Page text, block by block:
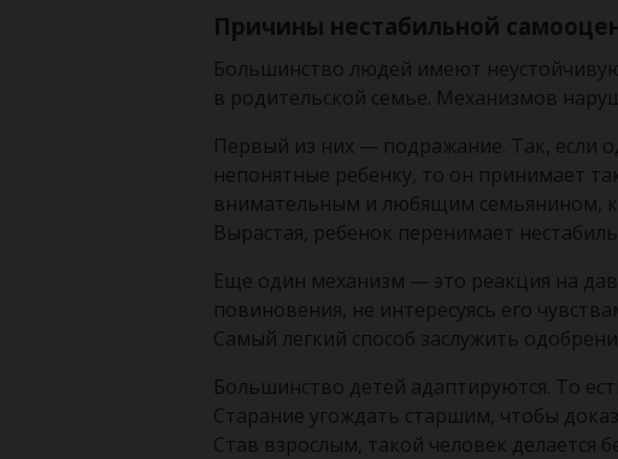
Причины нестабильной
Большинство людей имеют
в родительской семье. Механизмов
Первый из них — подражание. Так, если
непонятные ребенку, то он принимает
внимательным и любящим семьянином,
Вырастая, ребенок перенимает
Еще один механизм — это реакция на
повиновения, не интересуясь его
Самый легкий способ заслужить
Большинство детей адаптируются. То
Старание угождать старшим, чтобы
Став взрослым, такой человек делается